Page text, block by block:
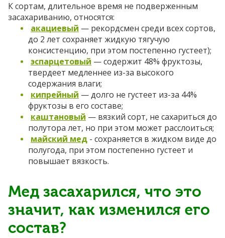
К сортам, длительное время не подверженным
засахариванию, относятся:
акациевый — рекордсмен среди всех сортов,
до 2 лет сохраняет жидкую тягучую
консистенцию, при этом постепенно густеет);
эспарцетовый — содержит 48% фруктозы,
твердеет медленнее из-за высокого
содержания влаги;
кипрейный — долго не густеет из-за 44%
фруктозы в его составе;
каштановый — вязкий сорт, не сахариться до
полутора лет, но при этом может расслоиться;
майский мед - сохраняется в жидком виде до
полугода, при этом постепенно густеет и
повышает вязкость.
Мед засахарился, что это
значит, как изменился его
состав?